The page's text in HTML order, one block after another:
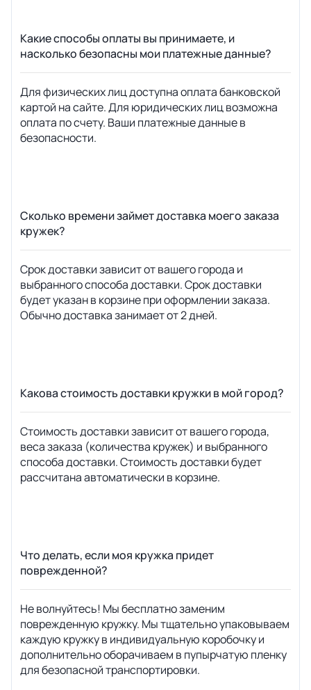
Какие способы оплаты вы принимаете, и
насколько безопасны мои платежные данные?
Для физических лиц доступна оплата банковской
картой на сайте. Для юридических лиц возможна
оплата по счету. Ваши платежные данные в
безопасности.
Сколько времени займет доставка моего заказа
кружек?
Срок доставки зависит от вашего города и
выбранного способа доставки. Срок доставки
будет указан в корзине при оформлении заказа.
Обычно доставка занимает от 2 дней.
Какова стоимость доставки кружки в мой город?
Стоимость доставки зависит от вашего города,
веса заказа (количества кружек) и выбранного
способа доставки. Стоимость доставки будет
рассчитана автоматически в корзине.
Что делать, если моя кружка придет
поврежденной?
Не волнуйтесь! Мы бесплатно заменим
поврежденную кружку. Мы тщательно упаковываем
каждую кружку в индивидуальную коробочку и
дополнительно оборачиваем в пупырчатую пленку
для безопасной транспортировки.